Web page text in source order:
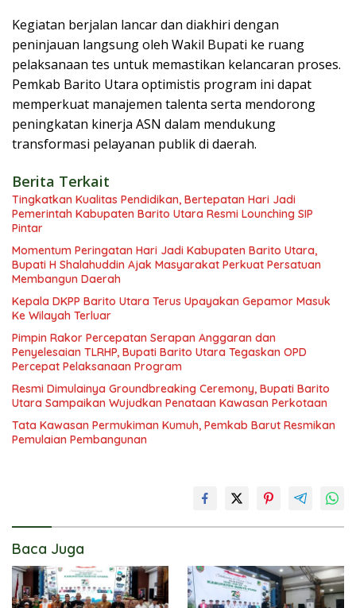
Kegiatan berjalan lancar dan diakhiri dengan
peninjauan langsung oleh Wakil Bupati ke ruang
pelaksanaan tes untuk memastikan kelancaran proses.
Pemkab Barito Utara optimistis program ini dapat
memperkuat manajemen talenta serta mendorong
peningkatan kinerja ASN dalam mendukung
transformasi pelayanan publik di daerah.
Berita Terkait
Tingkatkan Kualitas Pendidikan, Bertepatan Hari Jadi
Pemerintah Kabupaten Barito Utara Resmi Lounching SIP
Pintar
Momentum Peringatan Hari Jadi Kabupaten Barito Utara,
Bupati H Shalahuddin Ajak Masyarakat Perkuat Persatuan
Membangun Daerah
Kepala DKPP Barito Utara Terus Upayakan Gepamor Masuk
Ke Wilayah Terluar
Pimpin Rakor Percepatan Serapan Anggaran dan
Penyelesaian TLRHP, Bupati Barito Utara Tegaskan OPD
Percepat Pelaksanaan Program
Resmi Dimulainya Groundbreaking Ceremony, Bupati Barito
Utara Sampaikan Wujudkan Penataan Kawasan Perkotaan
Tata Kawasan Permukiman Kumuh, Pemkab Barut Resmikan
Pemulaian Pembangunan
Baca Juga